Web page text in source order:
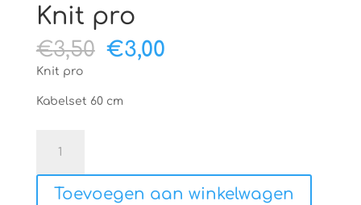
Knit pro
€3,50 Oorspronkelijke
prijs
€3,50.
€3,00Huidige
Knit pro
Kabelset 60 cm
aantal
Toevoegen aan winkelwagen